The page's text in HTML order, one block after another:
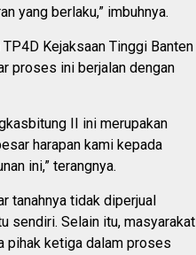
yang berlaku,” imbuhnya.
Kejaksaan Tinggi Banten
proses ini berjalan dengan
II ini merupakan
harapan kami kepada
ini,” terangnya.
tanahnya tidak diperjual
sendiri. Selain itu, masyarakat
pihak ketiga dalam proses